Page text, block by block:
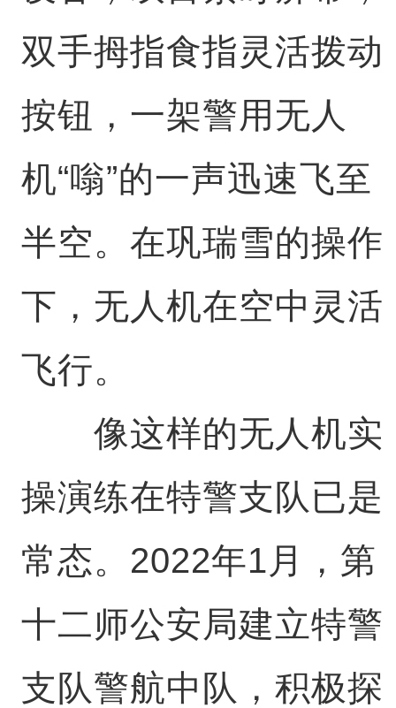
双手拇指食指灵活拨动
按钮，一架警用无人
机“嗡”的一声迅速飞至
半空。在巩瑞雪的操作
下，无人机在空中灵活
飞行。
像这样的无人机实
操演练在特警支队已是
常态。2022年1月，第
十二师公安局建立特警
支队警航中队，积极探